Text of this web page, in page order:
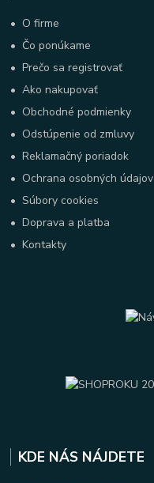
• O firme
• Čo ponúkame
•Prečo sa registrovať
•Ako nakupovať
• Obchodné podmienky
• Odstúpenie od zmluvy
•Reklamačný poriadok
• Ochrana osobných údajov
•Súbory cookies
•Doprava a platba
•Kontakty
KDE NÁS NÁJDETE